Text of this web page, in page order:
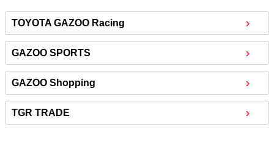
TOYOTA GAZOO Racing
GAZOO SPORTS
GAZOO Shopping
TGR TRADE